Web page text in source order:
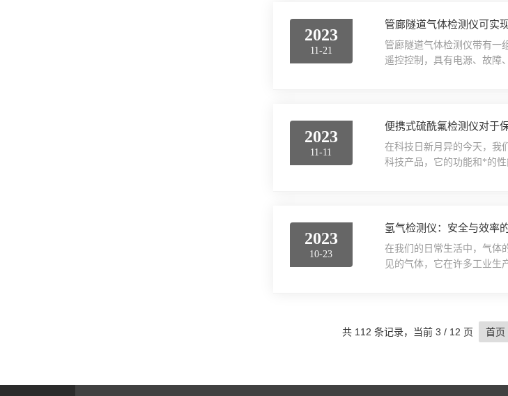
技术支持。...
2023
11-21
管廊隧道气体检测仪可实
管廊隧道气体检测仪带有一
遥控控制，具有电源、故障
2023
11-11
便携式硫酰氟检测仪对于
在科技日新月异的今天，我
科技产品，它的功能和*的
测出环境...
2023
10-23
氢气检测仪：安全与效率
在我们的日常生活中，气体
见的气体，它在许多工业生
备在许多需...
共 112 条记录，当前 3 / 12 页 首页